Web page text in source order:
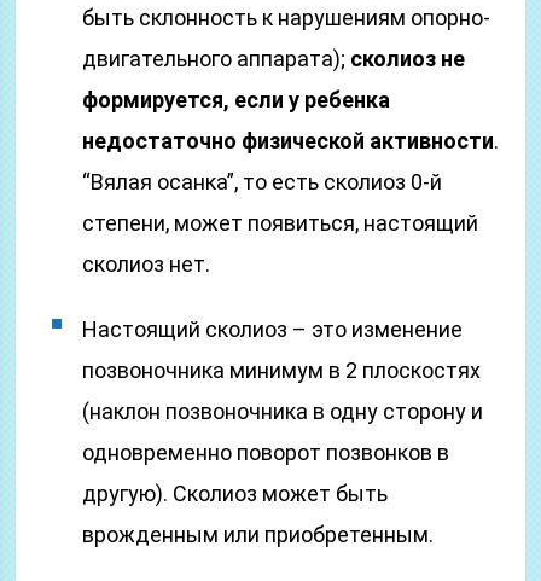
быть склонность к нарушениям опорно-
двигательного аппарата); сколиоз не
формируется, если у ребенка
недостаточно физической активности.
“Вялая осанка”, то есть сколиоз 0-й
степени, может появиться, настоящий
сколиоз нет.
Настоящий сколиоз – это изменение
позвоночника минимум в 2 плоскостях
(наклон позвоночника в одну сторону и
одновременно поворот позвонков в
другую). Сколиоз может быть
врожденным или приобретенным.